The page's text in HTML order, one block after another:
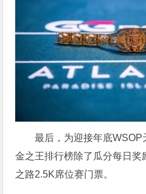
最后，为迎接年底
金之王排行榜除了瓜分每日奖
之路2.5K席位赛门票。